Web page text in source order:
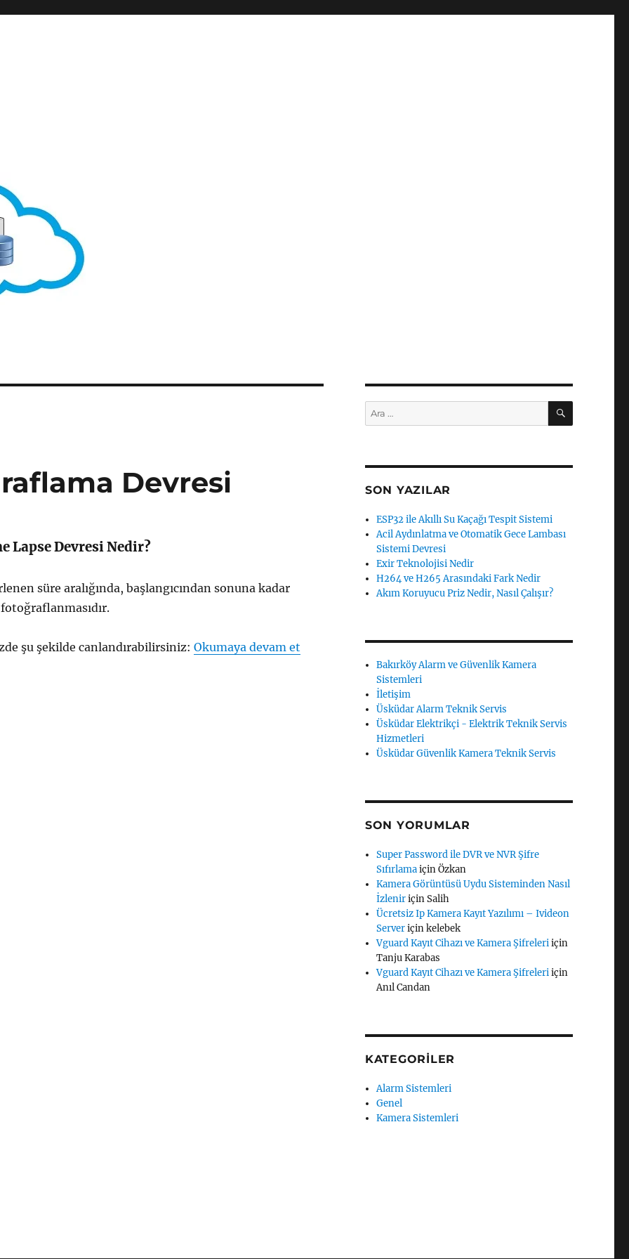
Devresi
Lapse Devresi Nedir?
süre aralığında, başlangıcından sonuna kadar
şu şekilde canlandırabilirsiniz: Okumaya devam et“Time Lapse Fotoğraflama Devresi”
Ara: ARA
SON YAZILAR
ESP32 ile Akıllı Su Kaçağı Tespit Sistemi
Acil Aydınlatma ve Otomatik Gece Lambası
Sistemi Devresi
Exir Teknolojisi Nedir
H264 ve H265 Arasındaki Fark Nedir
Akım Koruyucu Priz Nedir, Nasıl Çalışır?
Bakırköy Alarm ve Güvenlik Kamera
Sistemleri
İletişim
Üsküdar Alarm Teknik Servis
Üsküdar Elektrikçi - Elektrik Teknik Servis
Hizmetleri
Üsküdar Güvenlik Kamera Teknik Servis
SON YORUMLAR
Super Password ile DVR ve NVR Şifre
SıfırlamaiçinÖzkan
Kamera Görüntüsü Uydu Sisteminden Nasıl
İzleniriçinSalih
Ücretsiz Ip Kamera Kayıt Yazılımı – Ivideon
Serveriçinkelebek
Vguard Kayıt Cihazı ve Kamera Şifreleriiçin
Tanju Karabas
Vguard Kayıt Cihazı ve Kamera Şifreleriiçin
Anıl Candan
KATEGORILER
Alarm Sistemleri
Genel
Kamera Sistemleri